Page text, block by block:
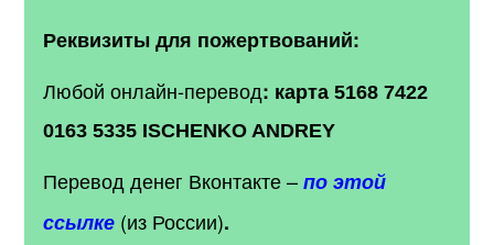
Реквизиты для пожертвований:
Любой онлайн-перевод: карта 5168 7422
0163 5335 ISCHENKO ANDREY
Перевод денег Вконтакте–по этой
ссылке (из России).